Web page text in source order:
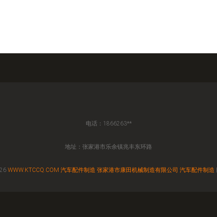
电话：1866263**
地址：张家港市乐余镇兆丰东环路
WWW.KTCCQ.COM 汽车配件制造 张家港市康田机械制造有限公司 汽车配件制造